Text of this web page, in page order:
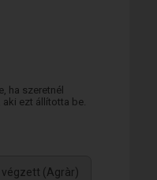
ha szeretnél
aki ezt állította be.
(Agràr)